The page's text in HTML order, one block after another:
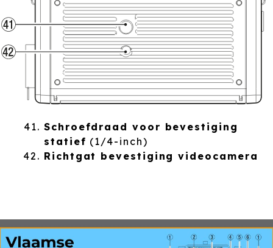
Schroefdraad voor bevestiging
statief (1/4-inch)
Richtgat bevestiging videocamera